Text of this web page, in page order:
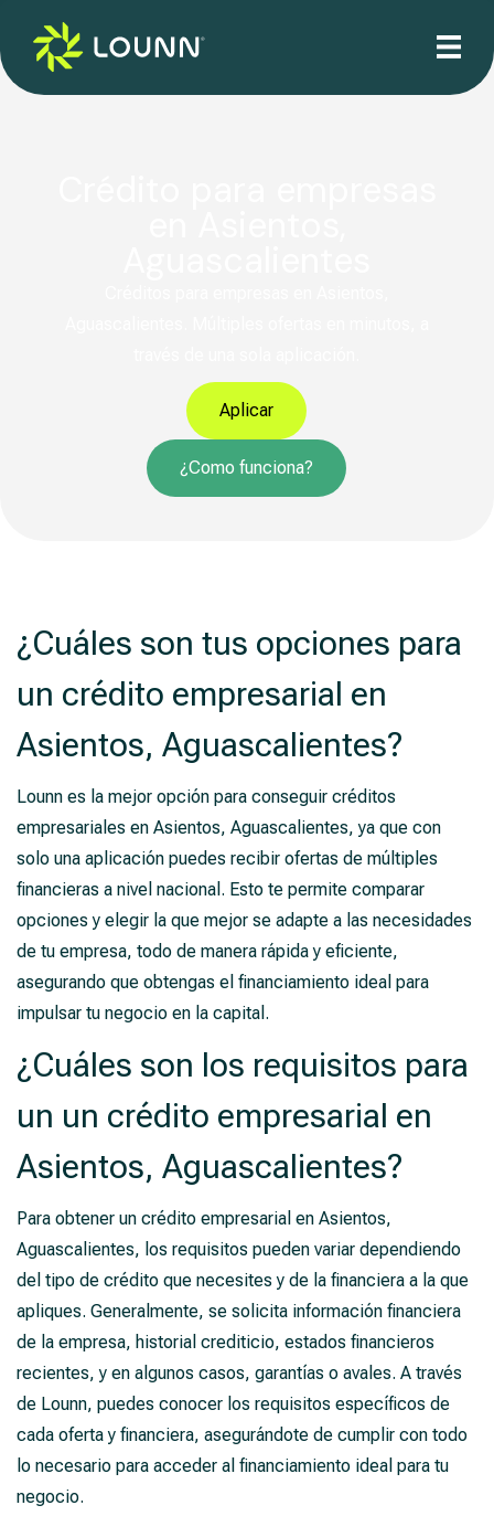
Aplicar
¿Como funciona?
¿Cuáles son tus opciones para
un crédito empresarial en
Asientos, Aguascalientes?
Lounn es la mejor opción para conseguir créditos
empresariales en Asientos, Aguascalientes, ya que con
solo una aplicación puedes recibir ofertas de múltiples
financieras a nivel nacional. Esto te permite comparar
opciones y elegir la que mejor se adapte a las necesidades
de tu empresa, todo de manera rápida y eficiente,
asegurando que obtengas el financiamiento ideal para
impulsar tu negocio en la capital.
¿Cuáles son los requisitos para
un un crédito empresarial en
Asientos, Aguascalientes?
Para obtener un crédito empresarial en Asientos,
Aguascalientes, los requisitos pueden variar dependiendo
del tipo de crédito que necesites y de la financiera a la que
apliques. Generalmente, se solicita información financiera
de la empresa, historial crediticio, estados financieros
recientes, y en algunos casos, garantías o avales. A través
de Lounn, puedes conocer los requisitos específicos de
cada oferta y financiera, asegurándote de cumplir con todo
lo necesario para acceder al financiamiento ideal para tu
negocio.